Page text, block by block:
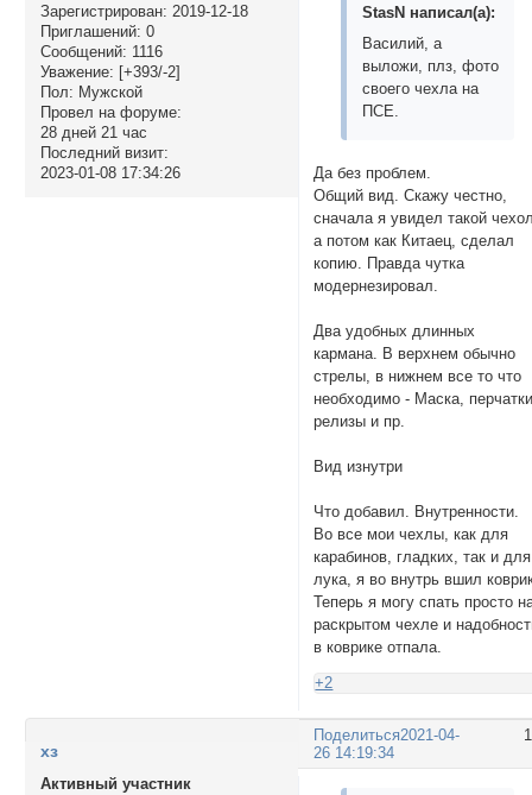
Зарегистрирован: 2019-12-18
Приглашений: 0
Сообщений: 1116
Уважение: [+393/-2]
Пол: Мужской
Провел на форуме:
28 дней 21 час
Последний визит:
2023-01-08 17:34:26
StasN написал(а):
Василий, а
выложи, плз, фото
своего чехла на
ПСЕ.
Да без проблем.
Общий вид. Скажу честно,
сначала я увидел такой
а потом как Китаец, сделал
копию. Правда чутка
модернезировал.
Два удобных длинных
кармана. В верхнем обычно
стрелы, в нижнем все то что
необходимо - Маска,
релизы и пр.
Вид изнутри
Что добавил. Внутренности.
Во все мои чехлы, как для
карабинов, гладких, так и для
лука, я во внутрь вшил
Теперь я могу спать просто
раскрытом чехле и
в коврике отпала.
+2
Поделиться2021-04-
26 14:19:34
хз
Активный участник